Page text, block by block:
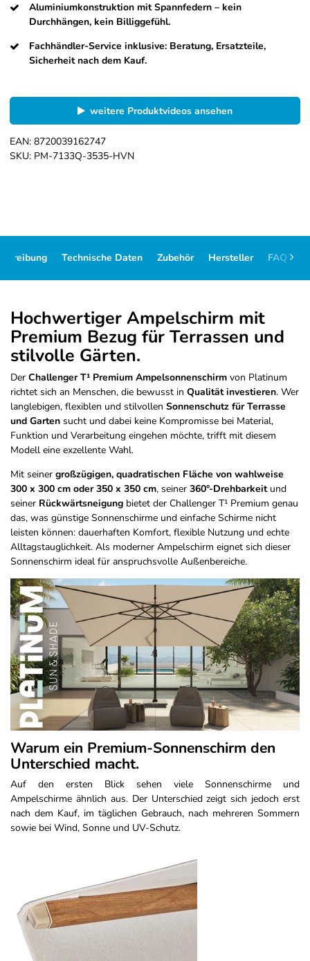
Aluminiumkonstruktion mit Spannfedern – kein
Durchhängen, kein Billiggefühl.
Fachhändler-Service inklusive: Beratung, Ersatzteile,
Sicherheit nach dem Kauf.
weitere Produktvideos ansehen
EAN: 8720039162747
SKU: PM-7133Q-3535-HVN
Technische Daten Zubehör Hersteller FAQ
Hochwertiger Ampelschirm mit
Premium Bezug für Terrassen und
stilvolle Gärten.
Der Challenger T¹ Premium Ampelsonnenschirm von Platinum
richtet sich an Menschen, die bewusst in Qualität investieren. Wer
langlebigen, flexiblen und stilvollen Sonnenschutz für Terrasse
und Garten sucht und dabei keine Kompromisse bei Material,
Funktion und Verarbeitung eingehen möchte, trifft mit diesem
Modell eine exzellente Wahl.
Mit seiner großzügigen, quadratischen Fläche von wahlweise
300 x 300 cm oder 350 x 350 cm, seiner 360°-Drehbarkeitund
seiner Rückwärtsneigung bietet der Challenger T¹ Premium genau
das, was günstige Sonnenschirme und einfache Schirme nicht
leisten können: dauerhaften Komfort, flexible Nutzung und echte
Alltagstauglichkeit. Als moderner Ampelschirm eignet sich dieser
Sonnenschirm ideal für anspruchsvolle Außenbereiche.
Warum ein Premium-Sonnenschirm den
Unterschied macht.
Auf den ersten Blick sehen viele Sonnenschirme und
Ampelschirme ähnlich aus. Der Unterschied zeigt sich jedoch erst
nach dem Kauf, im täglichen Gebrauch, nach mehreren Sommern
sowie bei Wind, Sonne und UV-Schutz.